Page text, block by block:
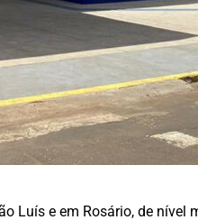
Luís e em Rosário, de nível